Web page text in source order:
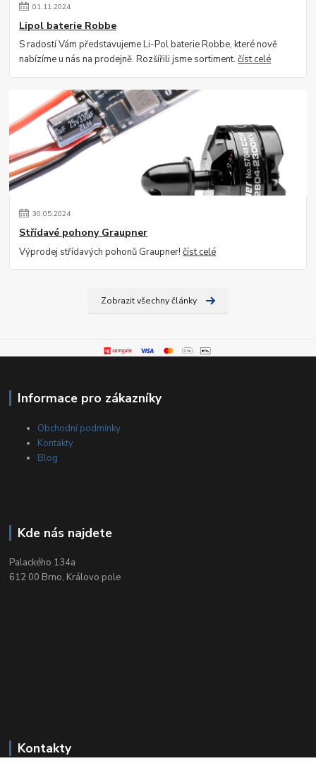
01.11.2024
Lipol baterie Robbe
S radostí Vám představujeme Li-Pol baterie Robbe, které nově
nabízíme u nás na prodejně. Rozšířili jsme sortiment.číst celé
30.05.2024
Střídavé pohony Graupner
Výprodej střídavých pohonů Graupner!číst celé
Zobrazit všechny články
Informace pro zákazníky
Obchodní podmínky
Kontakty
Blog
Kde nás najdete
Palackého 134a
612 00 Brno, Královo pole
Kontakty